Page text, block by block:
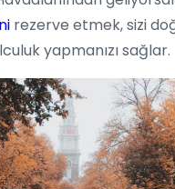
rezerve etmek, sizi
yapmanızı sağlar.